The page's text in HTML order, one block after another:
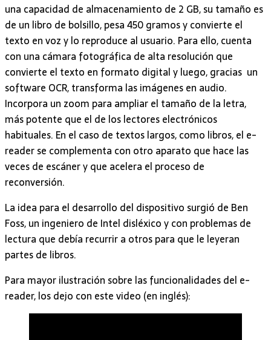
una capacidad de almacenamiento de 2 GB, su tamaño es
de un libro de bolsillo, pesa 450 gramos y convierte el
texto en voz y lo reproduce al usuario. Para ello, cuenta
con una cámara fotográfica de alta resolución que
convierte el texto en formato digital y luego, gracias un
software OCR, transforma las imágenes en audio.
Incorpora un zoom para ampliar el tamaño de la letra,
más potente que el de los lectores electrónicos
habituales. En el caso de textos largos, como libros, el e-
reader se complementa con otro aparato que hace las
veces de escáner y que acelera el proceso de
reconversión.
La idea para el desarrollo del dispositivo surgió de Ben
Foss, un ingeniero de Intel disléxico y con problemas de
lectura que debía recurrir a otros para que le leyeran
partes de libros.
Para mayor ilustración sobre las funcionalidades del e-
reader, los dejo con este video (en inglés):